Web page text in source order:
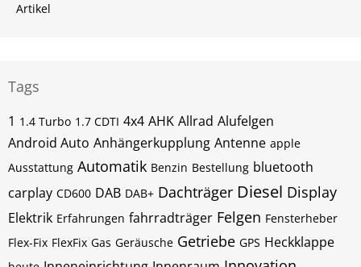
Artikel
Tags
1 1.4 Turbo 1.7 CDTI 4x4 AHK Allrad Alufelgen
Android Auto Anhängerkupplung Antenne apple
Ausstattung Automatik Benzin Bestellung bluetooth
carplay CD600 DAB DAB+ Dachträger Diesel Display
Elektrik Erfahrungen fahrradträger Felgen Fensterheber
Flex-Fix FlexFix Gas Geräusche Getriebe GPS Heckklappe